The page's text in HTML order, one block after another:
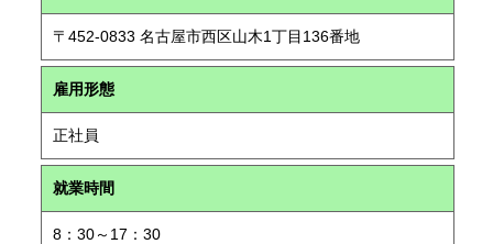
〒452-0833 名古屋市西区山木1丁目136番地
雇用形態
正社員
就業時間
8：30～17：30